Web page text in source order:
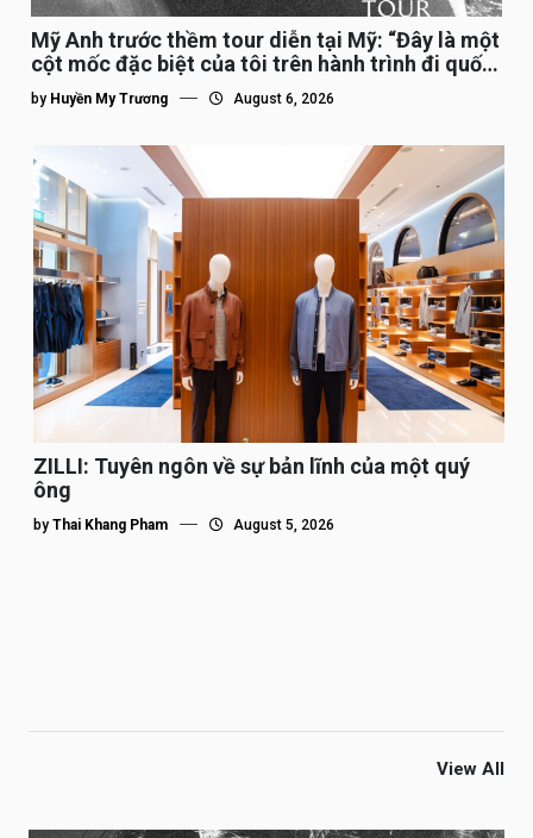
Mỹ Anh trước thềm tour diễn tại Mỹ: “Đây là một
cột mốc đặc biệt của tôi trên hành trình đi quốc
tế”
by Huyền My Trương August 6, 2026
ZILLI: Tuyên ngôn về sự bản lĩnh của một quý
ông
by Thai Khang Pham August 5, 2026
View All